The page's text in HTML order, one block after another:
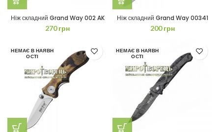
Ніж складний Grand Way 002 AK
270грн
Ніж складний Grand Way 00341
200грн
НЕМАЄ В НАЯВН
ОСТІ
НЕМАЄ В НАЯВН
ОСТІ